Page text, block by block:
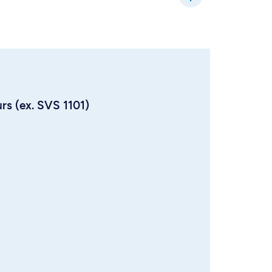
(ex. SVS 1101)